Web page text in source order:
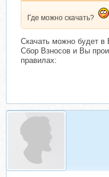
Где можно скачать?
Скачать можно будет в
Сбор Взносов и Вы
правилах: